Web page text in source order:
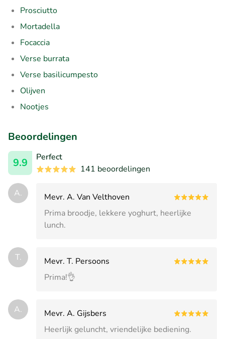
Prosciutto
Mortadella
Focaccia
Verse burrata
Verse basilicumpesto
Olijven
Nootjes
Beoordelingen
9.9
Perfect
141 beoordelingen
A.
Mevr. A. Van Velthoven
Prima broodje, lekkere yoghurt, heerlijke
lunch.
T.
Mevr. T. Persoons
Prima!👌
A.
Mevr. A. Gijsbers
Heerlijk geluncht, vriendelijke bediening.